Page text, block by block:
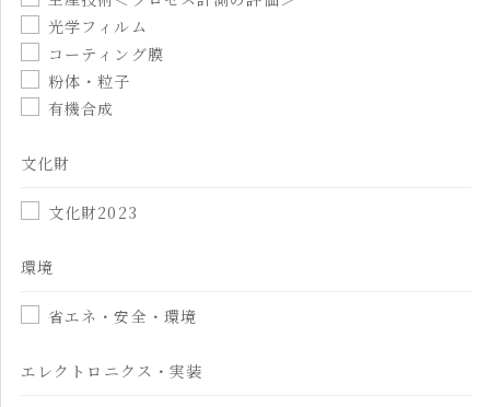
光学フィルム
コーティング膜
粉体・粒子
有機合成
文化財
文化財2023
環境
省エネ・安全・環境
エレクトロニクス・実装